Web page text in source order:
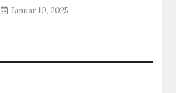
Januar 10, 2025